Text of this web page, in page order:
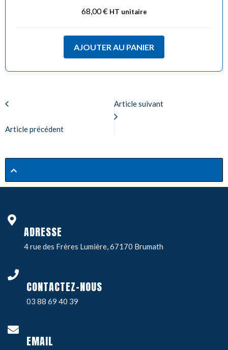
68,00€ HT unitaire
AJOUTER AU PANIER
Article précédent
Article suivant
ADRESSE
4 rue des Frères Lumière, 67170 Brumath
CONTACTEZ-NOUS
03 88 69 40 39
EMAIL